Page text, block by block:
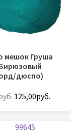
мешок Груша
дюспо)
Первоначальная
156,25руб..
125,00руб.
товар